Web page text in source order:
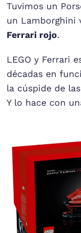
Tuvimos un
un Lamborghini
Ferrari rojo.
LEGO y Ferrari
décadas en
la cúspide de
Y lo hace con